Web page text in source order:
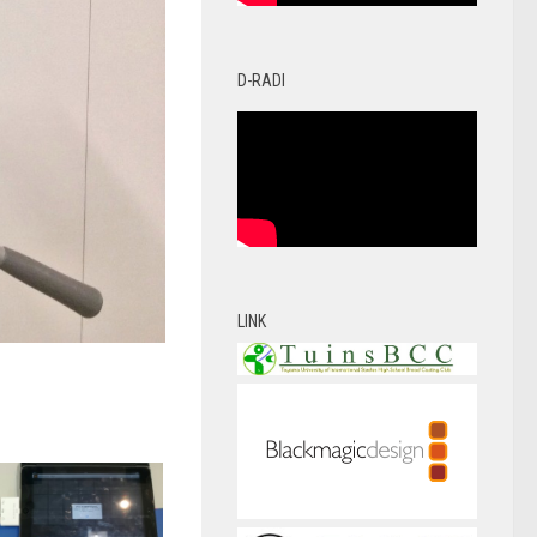
D-RADI
LINK